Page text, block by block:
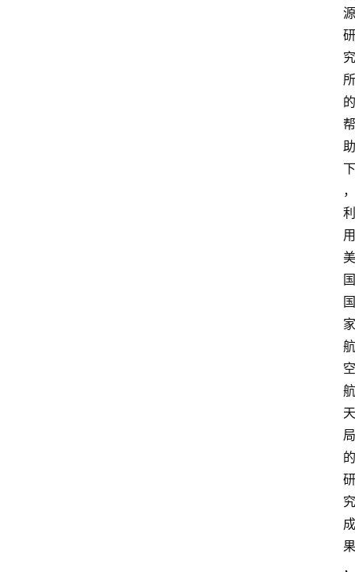
源
研
究
所
的
帮
助
下
，
利
用
美
国
国
家
航
空
航
天
局
的
研
究
成
果
，